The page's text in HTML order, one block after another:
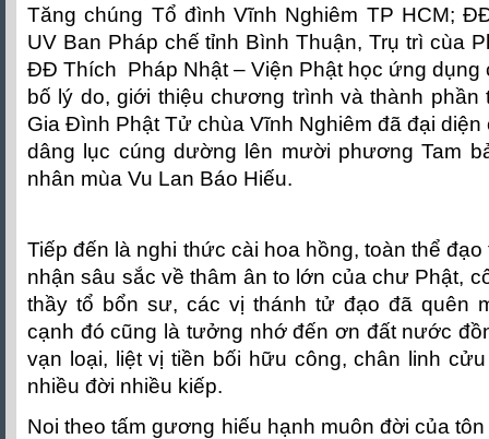
Tăng chúng Tổ đình Vĩnh Nghiêm TP HCM;
UV Ban Pháp chế tỉnh Bình Thuận, Trụ trì cùa
ĐĐ Thích Pháp Nhật – Viện Phật học ứng dụng
bố lý do, giới thiệu chương trình và thành phần
Gia Đình Phật Tử chùa Vĩnh Nghiêm đã đại diện
dâng lục cúng dường lên mười phương Tam
nhân mùa Vu Lan Báo Hiếu.
Tiếp đến là nghi thức cài hoa hồng, toàn thể
nhận sâu sắc về thâm ân to lớn của chư Phật,
thầy tổ bổn sư, các vị thánh tử đạo đã quên
cạnh đó cũng là tưởng nhớ đến ơn đất nước
vạn loại, liệt vị tiền bối hữu công, chân linh
nhiều đời nhiều kiếp.
Noi theo tấm gương hiếu hạnh muôn đời của